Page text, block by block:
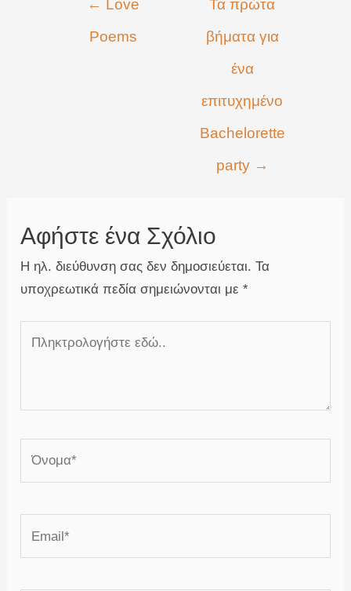
← Love
Poems
Τα πρώτα
βήματα για
ένα
επιτυχημένο
Bachelorette
party →
Αφήστε ένα Σχόλιο
Η ηλ. διεύθυνση σας δεν δημοσιεύεται. Τα
υποχρεωτικά πεδία σημειώνονται με*